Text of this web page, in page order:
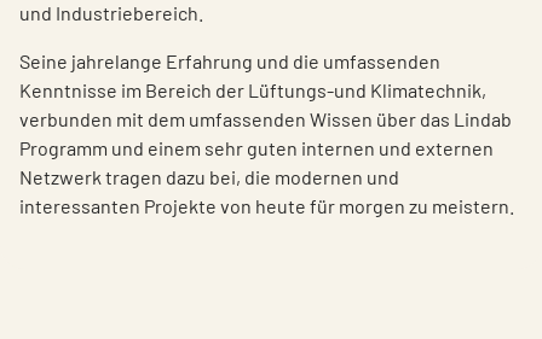
und Industriebereich.
Seine jahrelange Erfahrung und die umfassenden
Kenntnisse im Bereich der Lüftungs-und Klimatechnik,
verbunden mit dem umfassenden Wissen über das Lindab
Programm und einem sehr guten internen und externen
Netzwerk tragen dazu bei, die modernen und
interessanten Projekte von heute für morgen zu meistern.